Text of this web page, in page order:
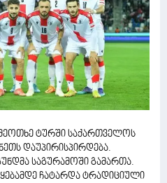
ტურში საქართველოს
დაუპირისპირდება.
საგურამოში გამართა.
ჩატარდა ტრადიციული